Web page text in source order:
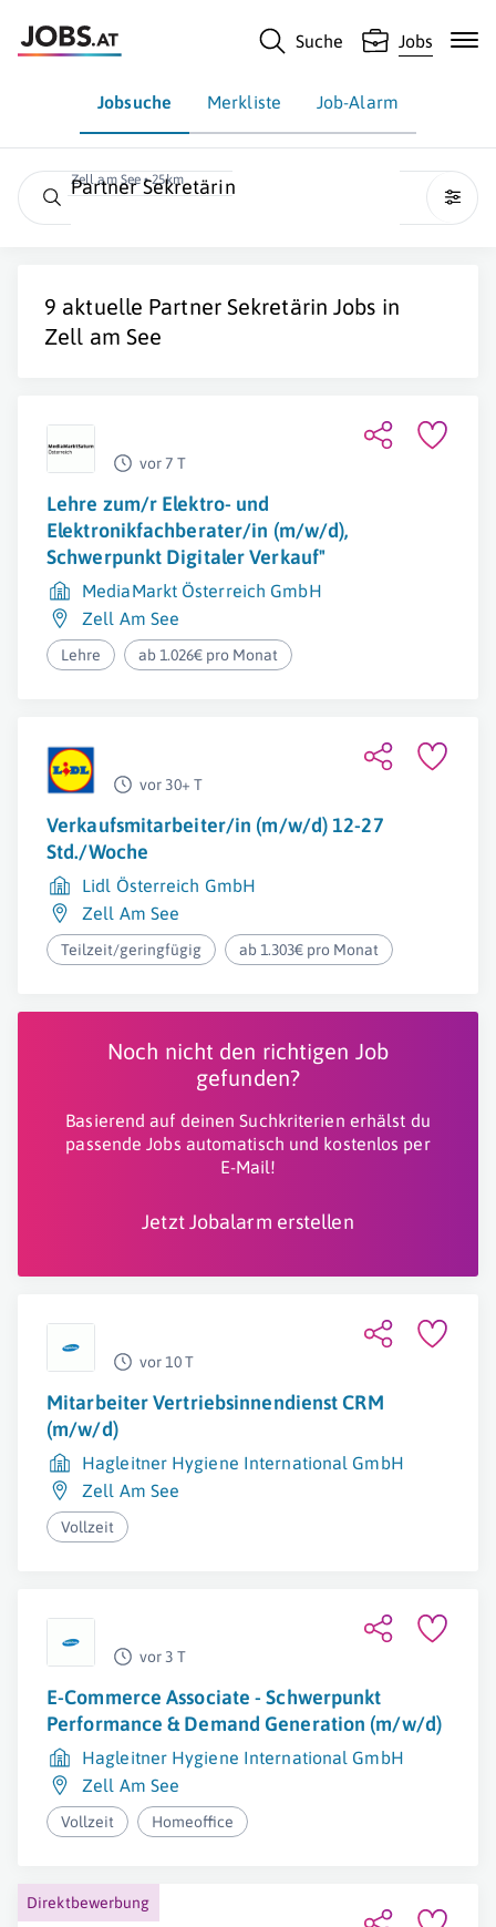
Suche Jobs
Jobsuche Merkliste Job-Alarm
Zell am See • 25km
Partner Sekretärin
9 aktuelle Partner Sekretärin Jobs in
Zell am See
vor 7 T
Lehre zum/r Elektro- und
Elektronikfachberater/in (m/w/d),
Schwerpunkt Digitaler Verkauf"
MediaMarkt Österreich GmbH
Zell Am See
Lehre ab 1.026€ pro Monat
vor 30+ T
Verkaufsmitarbeiter/in (m/w/d) 12-27
Std./Woche
Lidl Österreich GmbH
Zell Am See
Teilzeit/geringfügig ab 1.303€ pro Monat
Noch nicht den richtigen Job
gefunden?
Basierend auf deinen Suchkriterien erhälst du
passende Jobs automatisch und kostenlos per
E-Mail!
Jetzt Jobalarm erstellen
vor 10 T
Mitarbeiter Vertriebsinnendienst CRM
(m/w/d)
Hagleitner Hygiene International GmbH
Zell Am See
Vollzeit
vor 3 T
E-Commerce Associate - Schwerpunkt
Performance & Demand Generation (m/w/d)
Hagleitner Hygiene International GmbH
Zell Am See
Vollzeit Homeoffice
Direktbewerbung